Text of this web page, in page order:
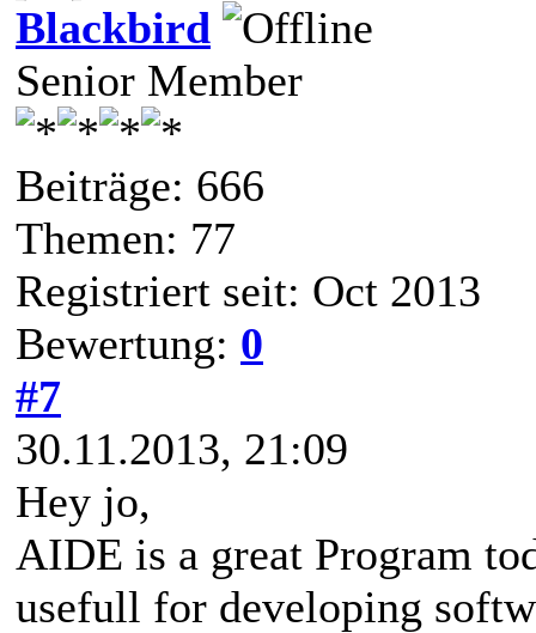
Blackbird
Senior Member
Beiträge: 666
Themen: 77
Registriert seit: Oct 2013
Bewertung: 0
#7
30.11.2013, 21:09
Hey jo,
AIDE is a great Program
usefull for developing